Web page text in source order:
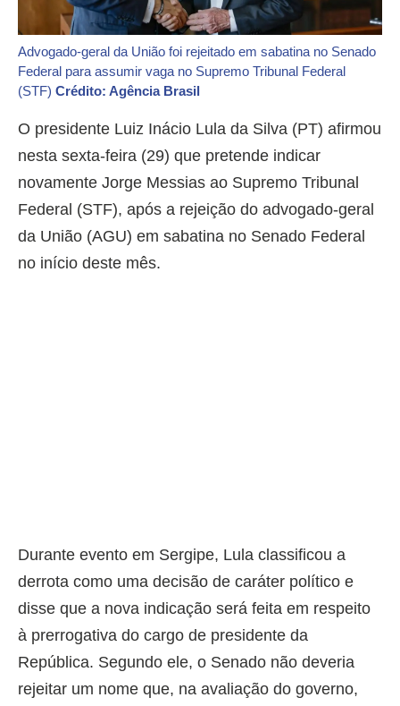
Advogado-geral da União foi rejeitado em sabatina no Senado
Federal para assumir vaga no Supremo Tribunal Federal
(STF) Crédito: Agência Brasil
O presidente Luiz Inácio Lula da Silva (PT) afirmou
nesta sexta-feira (29) que pretende indicar
novamente Jorge Messias ao Supremo Tribunal
Federal (STF), após a rejeição do advogado-geral
da União (AGU) em sabatina no Senado Federal
no início deste mês.
Durante evento em Sergipe, Lula classificou a
derrota como uma decisão de caráter político e
disse que a nova indicação será feita em respeito
à prerrogativa do cargo de presidente da
República. Segundo ele, o Senado não deveria
rejeitar um nome que, na avaliação do governo,